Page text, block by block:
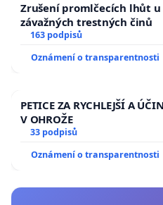
Zrušení promlčecích lhůt u
závažných trestných činů
163 podpisů
Oznámení o transparentnosti
PETICE ZA RYCHLEJŠÍ A
V OHROŽE
33 podpisů
Oznámení o transparentnosti